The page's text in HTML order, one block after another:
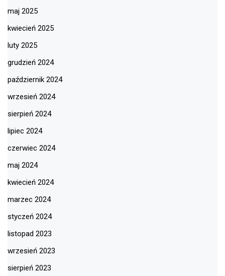
maj 2025
kwiecień 2025
luty 2025
grudzień 2024
październik 2024
wrzesień 2024
sierpień 2024
lipiec 2024
czerwiec 2024
maj 2024
kwiecień 2024
marzec 2024
styczeń 2024
listopad 2023
wrzesień 2023
sierpień 2023